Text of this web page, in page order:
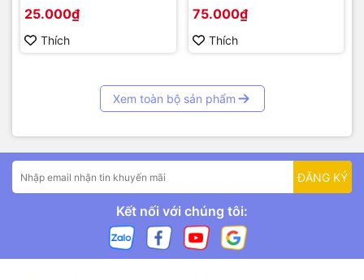
25.000₫
Thích
75.000₫
Thích
Xem toàn bộ sản phẩm
ĐĂNG KÝ
Kết nối với chúng tôi: